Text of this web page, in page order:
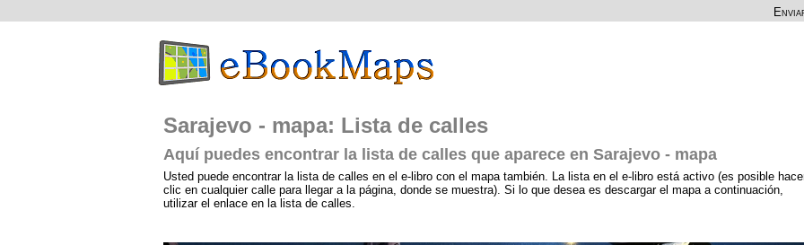
Sarajevo - mapa: Lista de calles
Aquí puedes encontrar la lista de calles que aparece en Sarajevo - mapa
Usted puede encontrar la lista de calles en el e-libro con el mapa también. La lista en el e-libro está activo (es posible
clic en cualquier calle para llegar a la página, donde se muestra). Si lo que desea es descargar el mapa a continuación,
utilizar el enlace en la lista de calles.